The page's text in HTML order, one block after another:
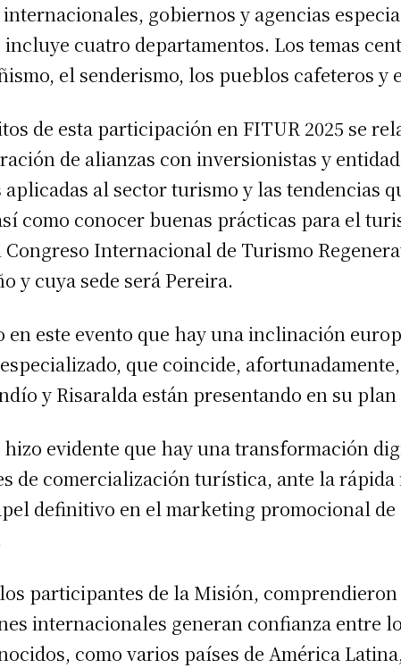
gobiernos y agencias
incluye cuatro departamentos. Los temas
el senderismo, los pueblos cafeteros y
de esta participación en FITUR 2025 se
de alianzas con inversionistas y
al sector turismo y las tendencias
como conocer buenas prácticas para el
Internacional de Turismo
y cuya sede será Pereira.
en este evento que hay una inclinación
que coincide,
y Risaralda están presentando en su
hizo evidente que hay una transformación
de comercialización turística, ante la
definitivo en el marketing promocional
participantes de la Misión,
internacionales generan confianza entre
como varios países de América